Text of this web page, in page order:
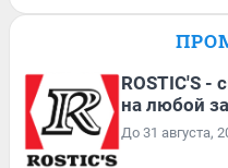
ROSTIC'S -
на любой
До 31 августа,